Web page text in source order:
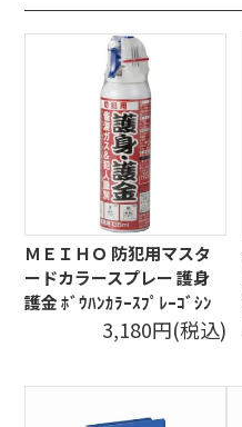
ＭＥＩＨＯ 防犯用マスタ
ードカラースプレー 護身
護金 ﾎﾞｳﾊﾝｶﾗｰｽﾌﾟﾚｰｺﾞｼﾝ
3,180円(税込)